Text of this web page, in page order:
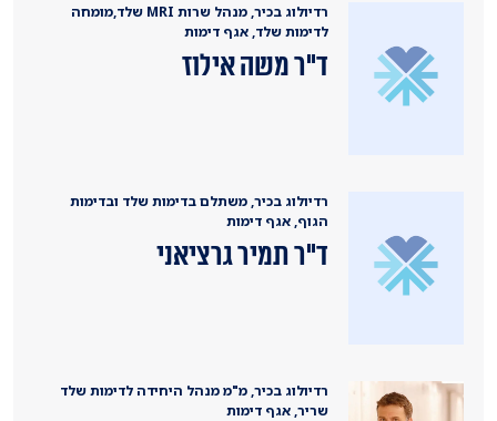
רדיולוג בכיר, מנהל שרות MRI שלד,מומחה
לדימות שלד, אגף דימות
ד"ר משה אילוז
רדיולוג בכיר, משתלם בדימות שלד ובדימות
הגוף, אגף דימות
ד"ר תמיר גרציאני
רדיולוג בכיר, מ"מ מנהל היחידה לדימות שלד
שריר, אגף דימות